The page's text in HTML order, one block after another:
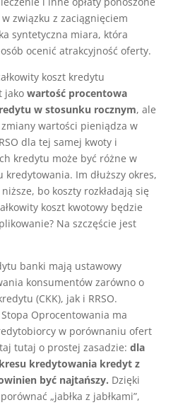
związku z zaciągnięciem
syntetyczna miara, która
ocenić atrakcyjność oferty.
koszt kredytu
jako wartość procentowa
w stosunku rocznym, ale
wartości pieniądza w
dla tej samej kwoty i
kredytu może być różne w
kredytowania. Im dłuższy okres,
bo koszty rozkładają się
koszt kwotowy będzie
Na szczęście jest
banki mają ustawowy
konsumentów zarówno o
(CKK), jak i RRSO.
Oprocentowania ma
w porównaniu ofert
tutaj o prostej zasadzie: dla
kredytowania kredyt z
być najtańszy. Dzięki
„jabłka z jabłkami”,